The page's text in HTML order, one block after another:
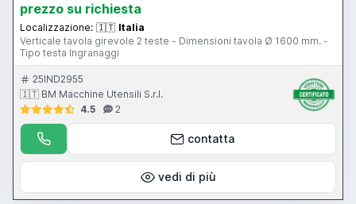
prezzo su richiesta
Localizzazione: 🇮🇹 Italia
Verticale tavola girevole 2 teste - Dimensioni tavola Ø 1600 mm. -
Tipo testa Ingranaggi
25IND2955
🇮🇹 BM Macchine Utensili S.r.l.
4.5
2
contatta
vedi di più